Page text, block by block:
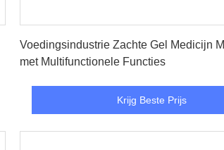
Voedingsindustrie Zachte Gel Medicijn
met Multifunctionele Functies
Krijg Beste Prijs